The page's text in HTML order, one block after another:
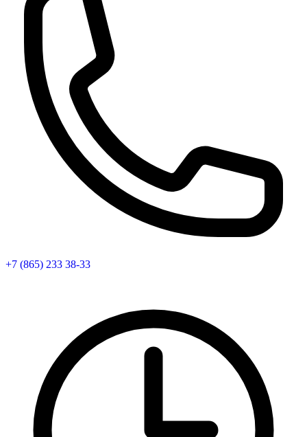
+7 (865) 233 38-33